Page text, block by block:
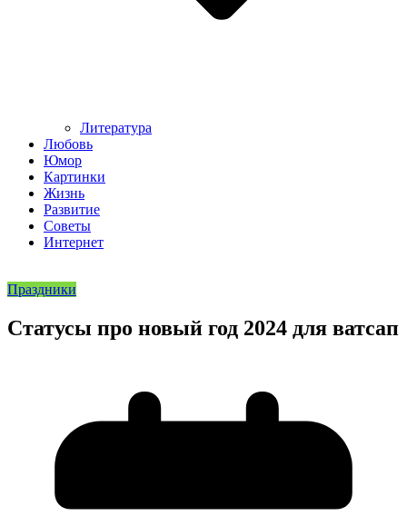
Литература
Любовь
Юмор
Картинки
Жизнь
Развитие
Советы
Интернет
Праздники
Статусы про новый год 2024 для ватсап